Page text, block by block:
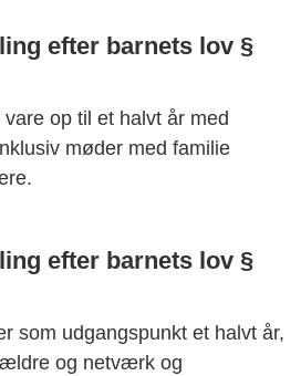
efter barnets lov §
op til et halvt år med
møder med familie
efter barnets lov §
som udgangspunkt et halvt år,
og netværk og